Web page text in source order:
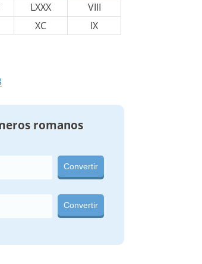
LXXX
VIII
XC IX
romanos
Convertir
Convertir